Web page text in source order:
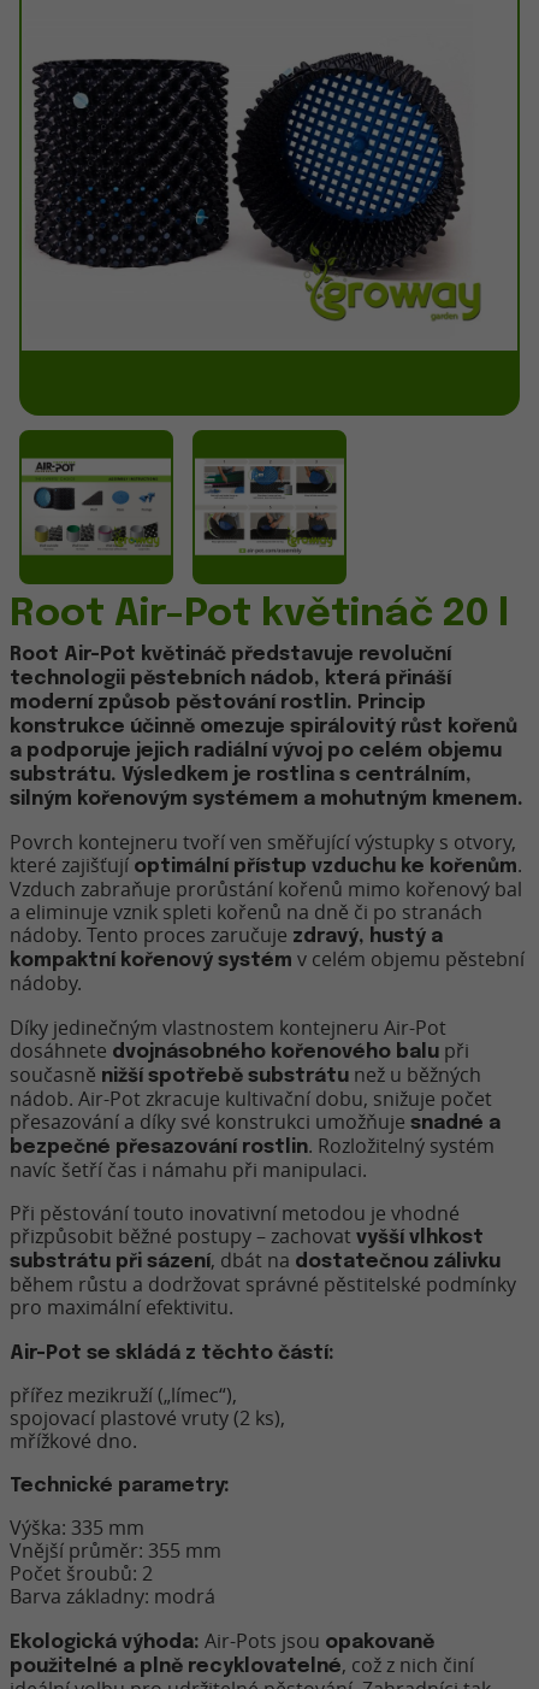
Root Air-Pot květináč 20 l
Root Air-Pot květináč představuje revoluční
technologii pěstebních nádob, která přináší
moderní způsob pěstování rostlin. Princip
konstrukce účinně omezuje spirálovitý růst kořenů
a podporuje jejich radiální vývoj po celém objemu
substrátu. Výsledkem je rostlina s centrálním,
silným kořenovým systémem a mohutným kmenem.
Povrch kontejneru tvoří ven směřující výstupky s otvory,
které zajišťují optimální přístup vzduchu ke kořenům.
Vzduch zabraňuje prorůstání kořenů mimo kořenový bal
a eliminuje vznik spleti kořenů na dně či po stranách
nádoby. Tento proces zaručuje zdravý, hustý a
kompaktní kořenový systém v celém objemu pěstební
nádoby.
Díky jedinečným vlastnostem kontejneru Air-Pot
dosáhnete dvojnásobného kořenového balu při
současně nižší spotřebě substrátu než u běžných
nádob. Air-Pot zkracuje kultivační dobu, snižuje počet
přesazování a díky své konstrukci umožňuje snadné a
bezpečné přesazování rostlin. Rozložitelný systém
navíc šetří čas i námahu při manipulaci.
Při pěstování touto inovativní metodou je vhodné
přizpůsobit běžné postupy – zachovat vyšší vlhkost
substrátu při sázení, dbát na dostatečnou zálivku
během růstu a dodržovat správné pěstitelské podmínky
pro maximální efektivitu.
Air-Pot se skládá z těchto částí:
přířez mezikruží („límec“),
spojovací plastové vruty (2 ks),
mřížkové dno.
Technické parametry:
Výška: 335 mm
Vnější průměr: 355 mm
Počet šroubů: 2
Barva základny: modrá
Ekologická výhoda: Air-Pots jsou opakovaně
použitelné a plně recyklovatelné, což z nich činí